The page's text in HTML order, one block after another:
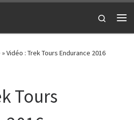
Search
»Vidéo : Trek Tours Endurance 2016
Tours